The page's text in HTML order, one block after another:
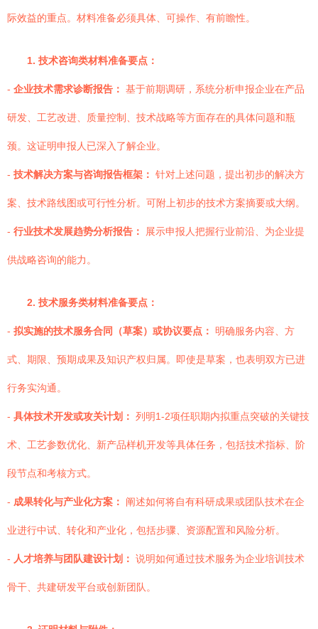
际效益的重点。材料准备必须具体、可操作、有前瞻性。
1. 技术咨询类材料准备要点：
- 企业技术需求诊断报告： 基于前期调研，系统分析申报企业在产品
研发、工艺改进、质量控制、技术战略等方面存在的具体问题和瓶
颈。这证明申报人已深入了解企业。
- 技术解决方案与咨询报告框架： 针对上述问题，提出初步的解决方
案、技术路线图或可行性分析。可附上初步的技术方案摘要或大纲。
- 行业技术发展趋势分析报告： 展示申报人把握行业前沿、为企业提
供战略咨询的能力。
2. 技术服务类材料准备要点：
- 拟实施的技术服务合同（草案）或协议要点： 明确服务内容、方
式、期限、预期成果及知识产权归属。即使是草案，也表明双方已进
行务实沟通。
- 具体技术开发或攻关计划： 列明1-2项任职期内拟重点突破的关键技
术、工艺参数优化、新产品样机开发等具体任务，包括技术指标、阶
段节点和考核方式。
- 成果转化与产业化方案： 阐述如何将自有科研成果或团队技术在企
业进行中试、转化和产业化，包括步骤、资源配置和风险分析。
- 人才培养与团队建设计划： 说明如何通过技术服务为企业培训技术
骨干、共建研发平台或创新团队。